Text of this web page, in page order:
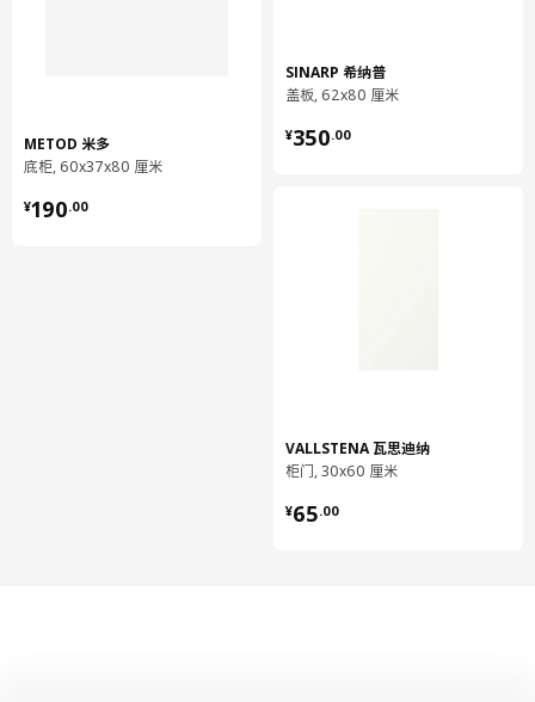
METOD 米多
底柜, 60x37x80 厘米
¥190.00
¥ 190.00
SINARP 希纳普
盖板, 62x80 厘米
¥350.00
¥ 350.00
VALLSTENA 瓦思迪纳
柜门, 30x60 厘米
¥65.00
¥ 65.00